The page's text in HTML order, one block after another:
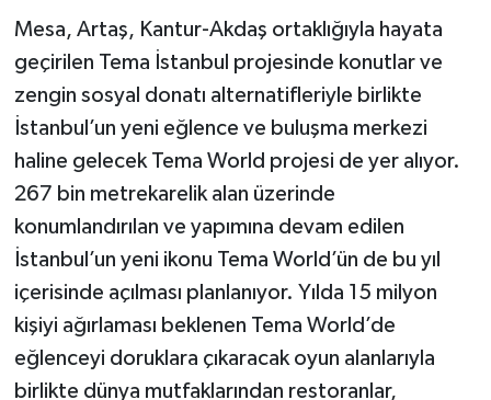
Mesa, Artaş, Kantur-Akdaş ortaklığıyla hayata
geçirilen Tema İstanbul projesinde konutlar ve
zengin sosyal donatı alternatifleriyle birlikte
İstanbul’un yeni eğlence ve buluşma merkezi
haline gelecek Tema World projesi de yer alıyor.
267 bin metrekarelik alan üzerinde
konumlandırılan ve yapımına devam edilen
İstanbul’un yeni ikonu Tema World’ün de bu yıl
içerisinde açılması planlanıyor. Yılda 15 milyon
kişiyi ağırlaması beklenen Tema World’de
eğlenceyi doruklara çıkaracak oyun alanlarıyla
birlikte dünya mutfaklarından restoranlar,